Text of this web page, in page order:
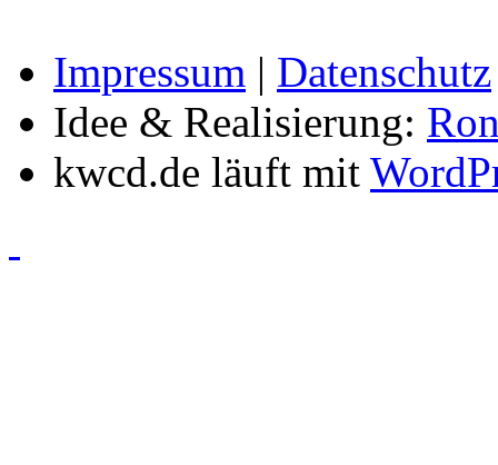
Impressum | Datenschutz
Idee & Realisierung:
kwcd.de läuft mit